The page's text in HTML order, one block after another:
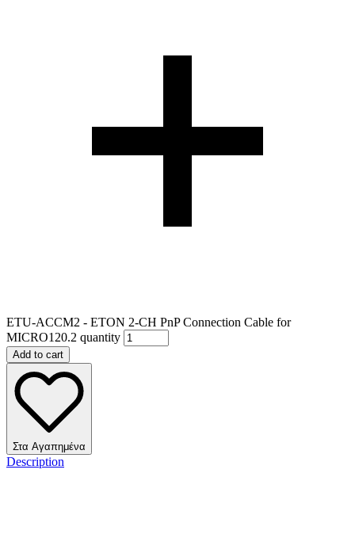
ETU-ACCM2 - ETON 2-CH PnP Connection Cable for
MICRO120.2 quantity
Add to cart
Στα Αγαπημένα
Description